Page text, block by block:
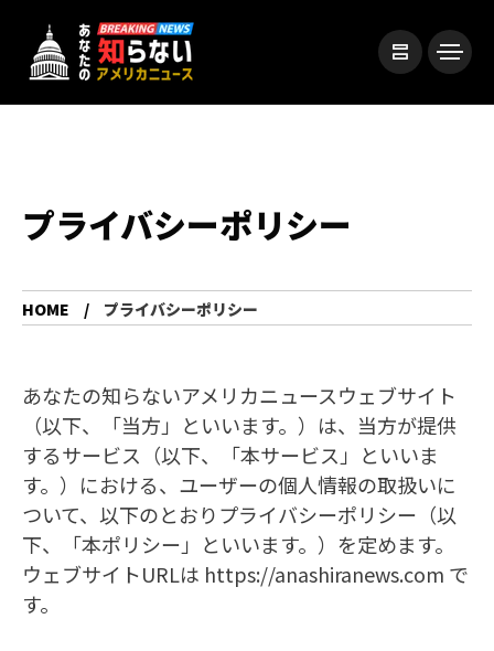
プライバシーポリシー
HOME プライバシーポリシー
あなたの知らないアメリカニュースウェブサイト
（以下、「当方」といいます。）は、当方が提供
するサービス（以下、「本サービス」といいま
す。）における、ユーザーの個人情報の取扱いに
ついて、以下のとおりプライバシーポリシー（以
下、「本ポリシー」といいます。）を定めます。
ウェブサイトURLは https://anashiranews.com で
す。